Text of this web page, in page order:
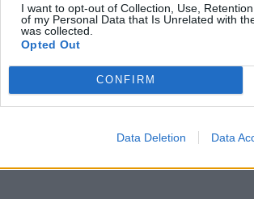
I want to opt-out of Collection, Use,
of my Personal Data that Is Unrelated with
was collected.
Opted Out
CONFIRM
Data Deletion Data